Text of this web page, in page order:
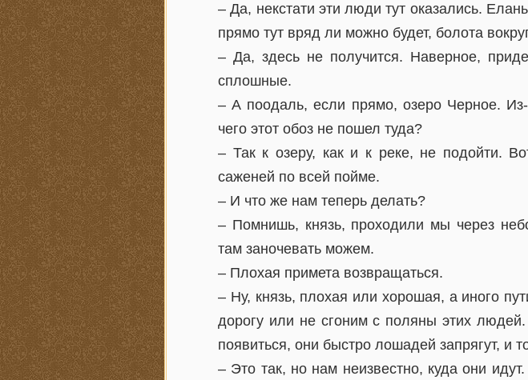
– Да, некстати эти люди тут оказались.
прямо тут вряд ли можно будет, болота
– Да, здесь не получится. Наверное,
сплошные.
– А поодаль, если прямо, озеро Черное.
чего этот обоз не пошел туда?
– Так к озеру, как и к реке, не подойти.
саженей по всей пойме.
– И что же нам теперь делать?
– Помнишь, князь, проходили мы через
там заночевать можем.
– Плохая примета возвращаться.
– Ну, князь, плохая или хорошая, а иного
дорогу или не сгоним с поляны этих
появиться, они быстро лошадей запрягут, и
– Это так, но нам неизвестно, куда они